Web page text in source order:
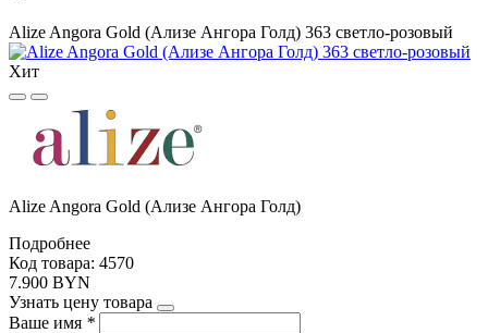
Alize Angora Gold (Ализе Ангора Голд) 363 светло-розовый
Хит
Alize Angora Gold (Ализе Ангора Голд)
Подробнее
Код товара: 4570
7.900 BYN
Узнать цену товара
Ваше имя *